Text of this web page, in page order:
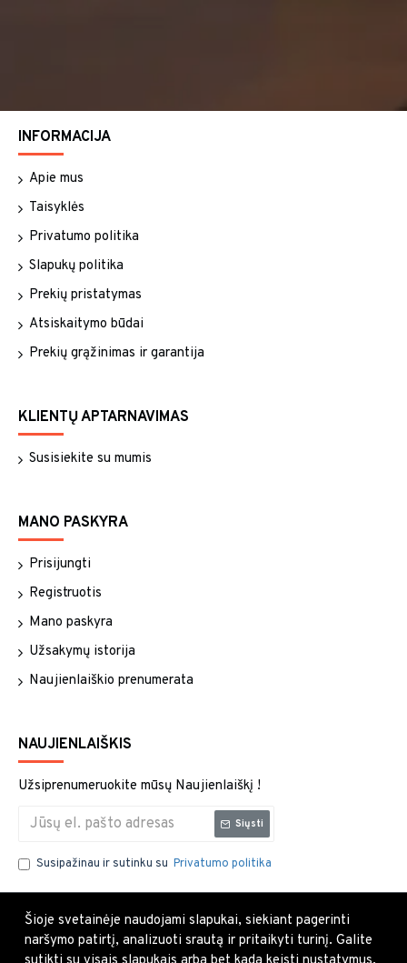
INFORMACIJA
Apie mus
Taisyklės
Privatumo politika
Slapukų politika
Prekių pristatymas
Atsiskaitymo būdai
Prekių grąžinimas ir garantija
KLIENTŲ APTARNAVIMAS
Susisiekite su mumis
MANO PASKYRA
Prisijungti
Registruotis
Mano paskyra
Užsakymų istorija
Naujienlaiškio prenumerata
NAUJIENLAIŠKIS
Užsiprenumeruokite mūsų Naujienlaiškį !
Siųsti
Susipažinau ir sutinku su Privatumo politika
Šioje svetainėje naudojami slapukai, siekiant pagerinti
naršymo patirtį, analizuoti srautą ir pritaikyti turinį. Galite